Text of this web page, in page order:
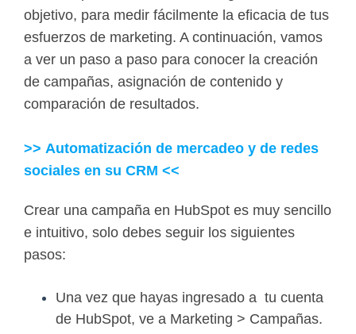
objetivo, para medir fácilmente la eficacia de tus
esfuerzos de marketing. A continuación, vamos
a ver un paso a paso para conocer la creación
de campañas, asignación de contenido y
comparación de resultados.
>> Automatización de mercadeo y de redes
sociales en su CRM <<
Crear una campaña en HubSpot es muy sencillo
e intuitivo, solo debes seguir los siguientes
pasos:
Una vez que hayas ingresado a tu cuenta
de HubSpot, ve a Marketing > Campañas.